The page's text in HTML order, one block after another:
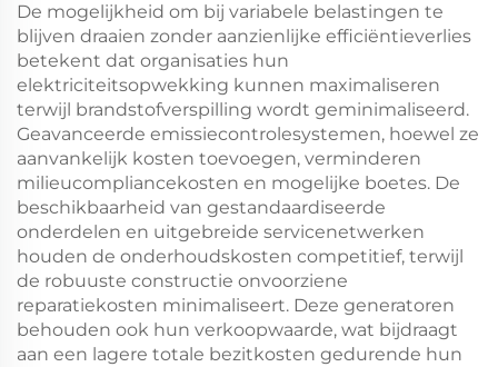
De mogelijkheid om bij variabele belastingen te
blijven draaien zonder aanzienlijke efficiëntieverlies
betekent dat organisaties hun
elektriciteitsopwekking kunnen maximaliseren
terwijl brandstofverspilling wordt geminimaliseerd.
Geavanceerde emissiecontrolesystemen, hoewel ze
aanvankelijk kosten toevoegen, verminderen
milieucompliancekosten en mogelijke boetes. De
beschikbaarheid van gestandaardiseerde
onderdelen en uitgebreide servicenetwerken
houden de onderhoudskosten competitief, terwijl
de robuuste constructie onvoorziene
reparatiekosten minimaliseert. Deze generatoren
behouden ook hun verkoopwaarde, wat bijdraagt
aan een lagere totale bezitkosten gedurende hun